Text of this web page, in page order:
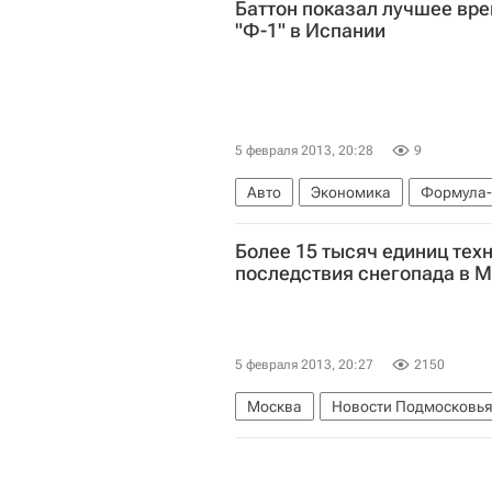
Администрация Волгоградской
Баттон показал лучшее
"Ф-1" в Испании
5 февраля 2013, 20:28 9
Авто Экономика Формула-
Дженсон Баттон
Ромен Грожан
Более 15 тысяч единиц
последствия снегопада в
5 февраля 2013, 20:27 2150
Москва Новости Подмосковья
Андрей Цыбин